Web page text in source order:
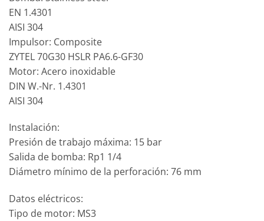
EN 1.4301
AISI 304
Impulsor: Composite
ZYTEL 70G30 HSLR PA6.6-GF30
Motor: Acero inoxidable
DIN W.-Nr. 1.4301
AISI 304
Instalación:
Presión de trabajo máxima: 15 bar
Salida de bomba: Rp1 1/4
Diámetro mínimo de la perforación: 76 mm
Datos eléctricos:
Tipo de motor: MS3